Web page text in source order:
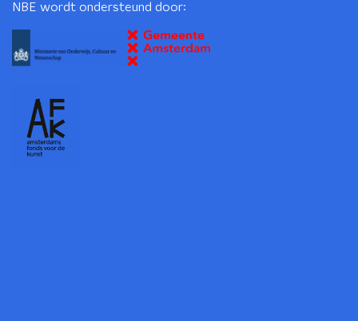
NBE wordt ondersteund door: